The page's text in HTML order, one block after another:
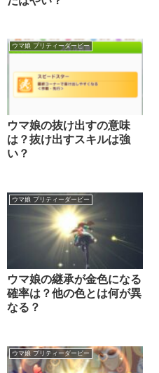
ウマ娘 プリティーダービー
ウマ娘の抜け出すの意味
は？抜け出すスキルは強
い？
ウマ娘 プリティーダービー
ウマ娘の継承が金色になる
確率は？他の色とは何が異
なる？
ウマ娘 プリティーダービー